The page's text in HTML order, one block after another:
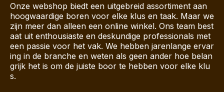
Onze webshop biedt een uitgebreid assortiment aan
hoogwaardige boren voor elke klus en taak. Maar we
zijn meer dan alleen een online winkel. Ons team best
aat uit enthousiaste en deskundige professionals met
een passie voor het vak. We hebben jarenlange ervar
ing in de branche en weten als geen ander hoe belan
grijk het is om de juiste boor te hebben voor elke klu
s.